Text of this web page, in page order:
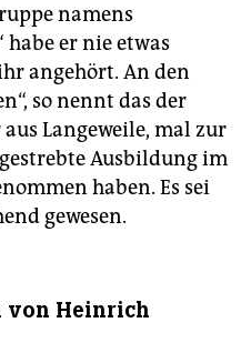
namens
habe er nie etwas
angehört. An den
so nennt das der
Langeweile, mal zur
Ausbildung im
haben. Es sei
gewesen.
von Heinrich